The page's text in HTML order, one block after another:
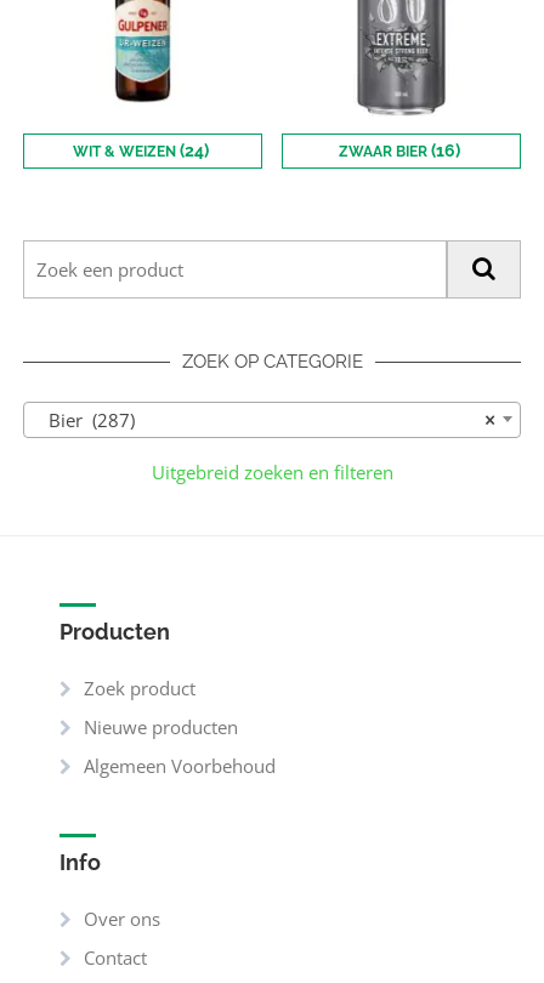
WIT & WEIZEN(24) ZWAAR BIER (16)
ZOEK OP CATEGORIE
×
Bier (287)
Uitgebreid zoeken en filteren
Producten
Zoek product
Nieuwe producten
Algemeen Voorbehoud
Info
Over ons
Contact